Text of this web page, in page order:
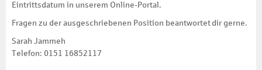
Eintrittsdatum in unserem Online-Portal.
Fragen zu der ausgeschriebenen Position beantwortet dir gerne.
Sarah Jammeh
Telefon: 0151 16852117